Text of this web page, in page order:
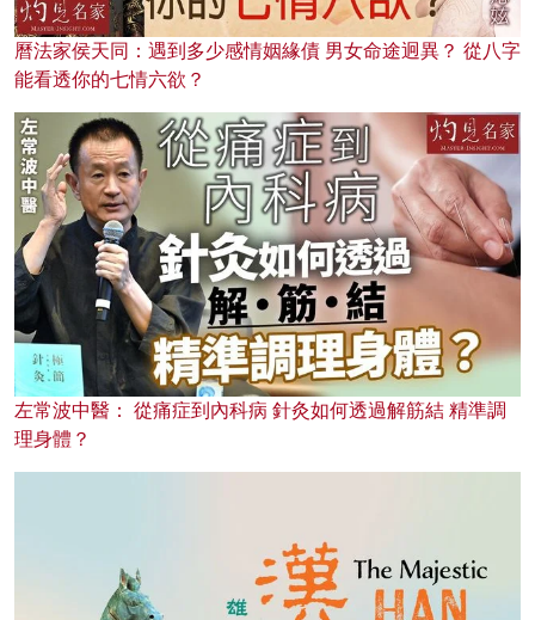
曆法家侯天同：遇到多少感情姻緣債 男女命途迥異？ 從八字
能看透你的七情六欲？
左常波中醫： 從痛症到內科病 針灸如何透過解筋結 精準調
理身體？